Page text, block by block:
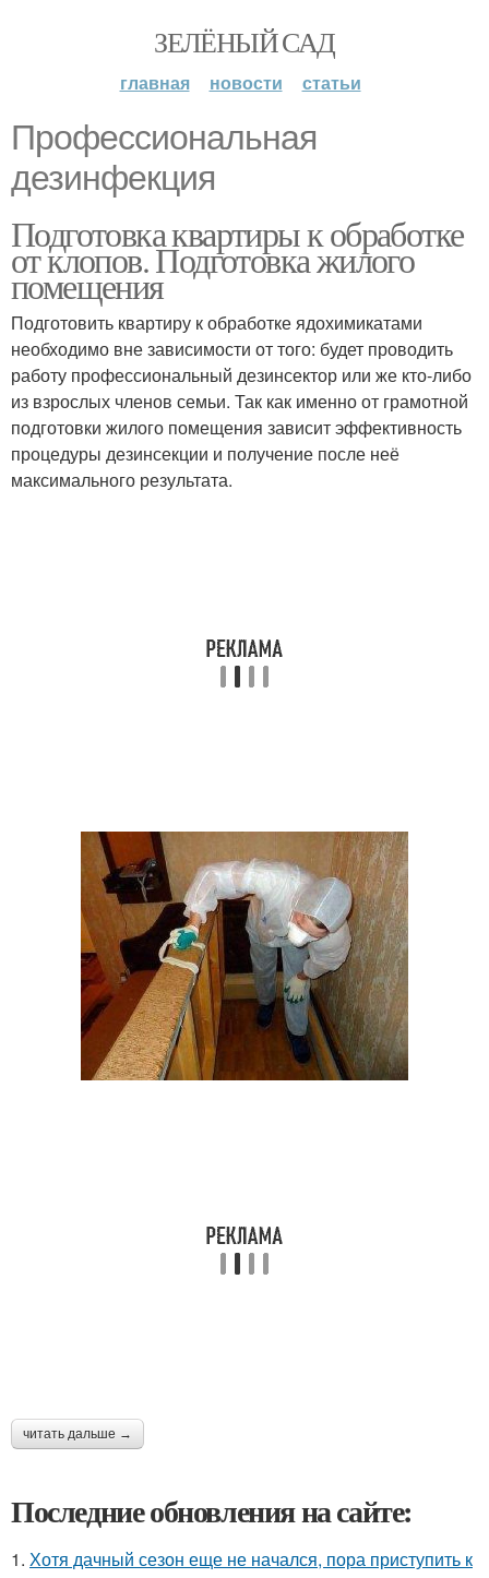
ЗЕЛЁНЫЙ САД
главная новости статьи
Профессиональная
дезинфекция
Подготовка квартиры к обработке
от клопов. Подготовка жилого
помещения
Подготовить квартиру к обработке ядохимикатами
необходимо вне зависимости от того: будет проводить
работу профессиональный дезинсектор или же кто-либо
из взрослых членов семьи. Так как именно от грамотной
подготовки жилого помещения зависит эффективность
процедуры дезинсекции и получение после неё
максимального результата.
читать дальше →
Последние обновления на сайте:
1. Хотя дачный сезон еще не начался, пора приступить к